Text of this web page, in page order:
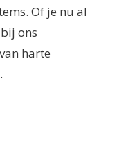
Of je nu al
ons
harte